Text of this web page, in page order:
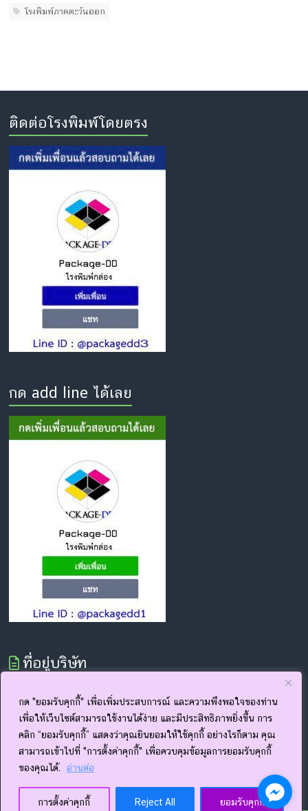
กด "ยอมรับคุกกี้" เพื่อเพิ่มประสบการณ์ และความพึงพอใจของท่าน
เพื่อให้เว็บไซต์สามารถใช้งานได้ง่าย และมีประสิทธิภาพยิ่งขึ้น การ
คลิก “ยอมรับคุกกี้” แสดงว่าคุณยินยอมให้ใช้คุกกี้ อย่างไรก็ตาม คุณ
สามารถเข้าไปที่ "การตั้งค่าคุกกี้" เพื่อควบคุมข้อมูลการยอมรับคุกกี้
ของคุณได้.
อ่านต่อ
การตั้งค่าคุกกี้ Reject All ยอมรับคุกกี้
โรงพิมพ์ภาคตะวันออก
ติดต่อโรงพิมพ์โดยตรง
กด add line ได้เลย
ที่อยู่บริษัท
19/21 ม.5 ต.อ่างศิลา อ.เมือง จ.ชลบุรี 20000
โทร.033 091 811
เวลาทำการ 8.00-17.00 น. จันทร์ - เสาร์ (หยุดวันอาทิตย์)
www.package-dd.com
www.facebook.com/thepackagedd